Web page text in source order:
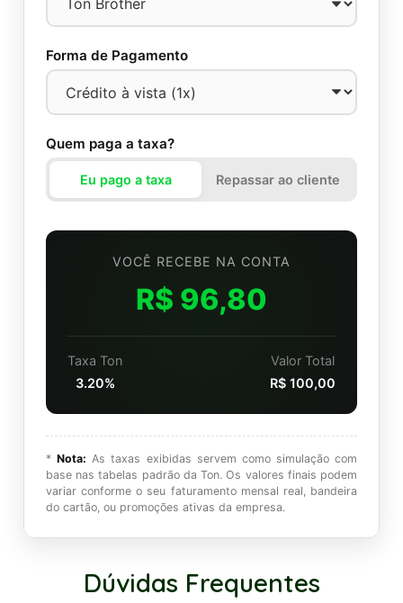
Forma de Pagamento
Quem paga a taxa?
Eu pago a taxa Repassar ao cliente
VOCÊ RECEBE NA CONTA
R$ 96,80
Taxa Ton
3.20%
Valor Total
R$ 100,00
*Nota: As taxas exibidas servem como simulação com
base nas tabelas padrão da Ton. Os valores finais podem
variar conforme o seu faturamento mensal real, bandeira
do cartão, ou promoções ativas da empresa.
Dúvidas Frequentes